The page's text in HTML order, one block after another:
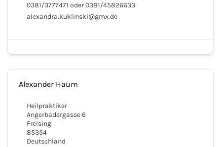
0381/3777471 oder 0381/45826633
alexandra.kuklinski@gmx.de
Alexander Haum
Heilpraktiker
Angerbadergasse 6
Freising
85354
Deutschland